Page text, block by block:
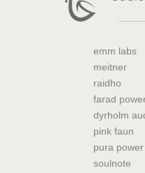
emm labs
meitner
raidho
farad
dyrholm
pink faun
pura power
soulnote